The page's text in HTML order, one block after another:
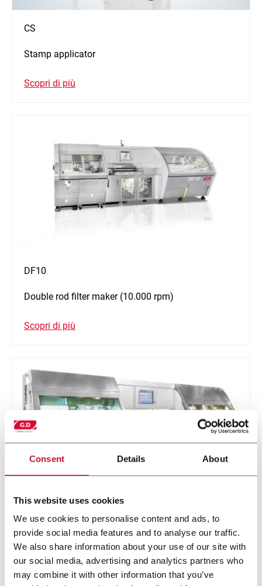
Consent Details About
This website uses cookies
We use cookies to personalise content and ads, to
provide social media features and to analyse our traffic.
We also share information about your use of our site with
our social media, advertising and analytics partners who
may combine it with other information that you’ve
CS
Stamp applicator
Scopri di più
DF10
Double rod filter maker (10.000 rpm)
Scopri di più
Single rod filter maker (5.000 rpm)